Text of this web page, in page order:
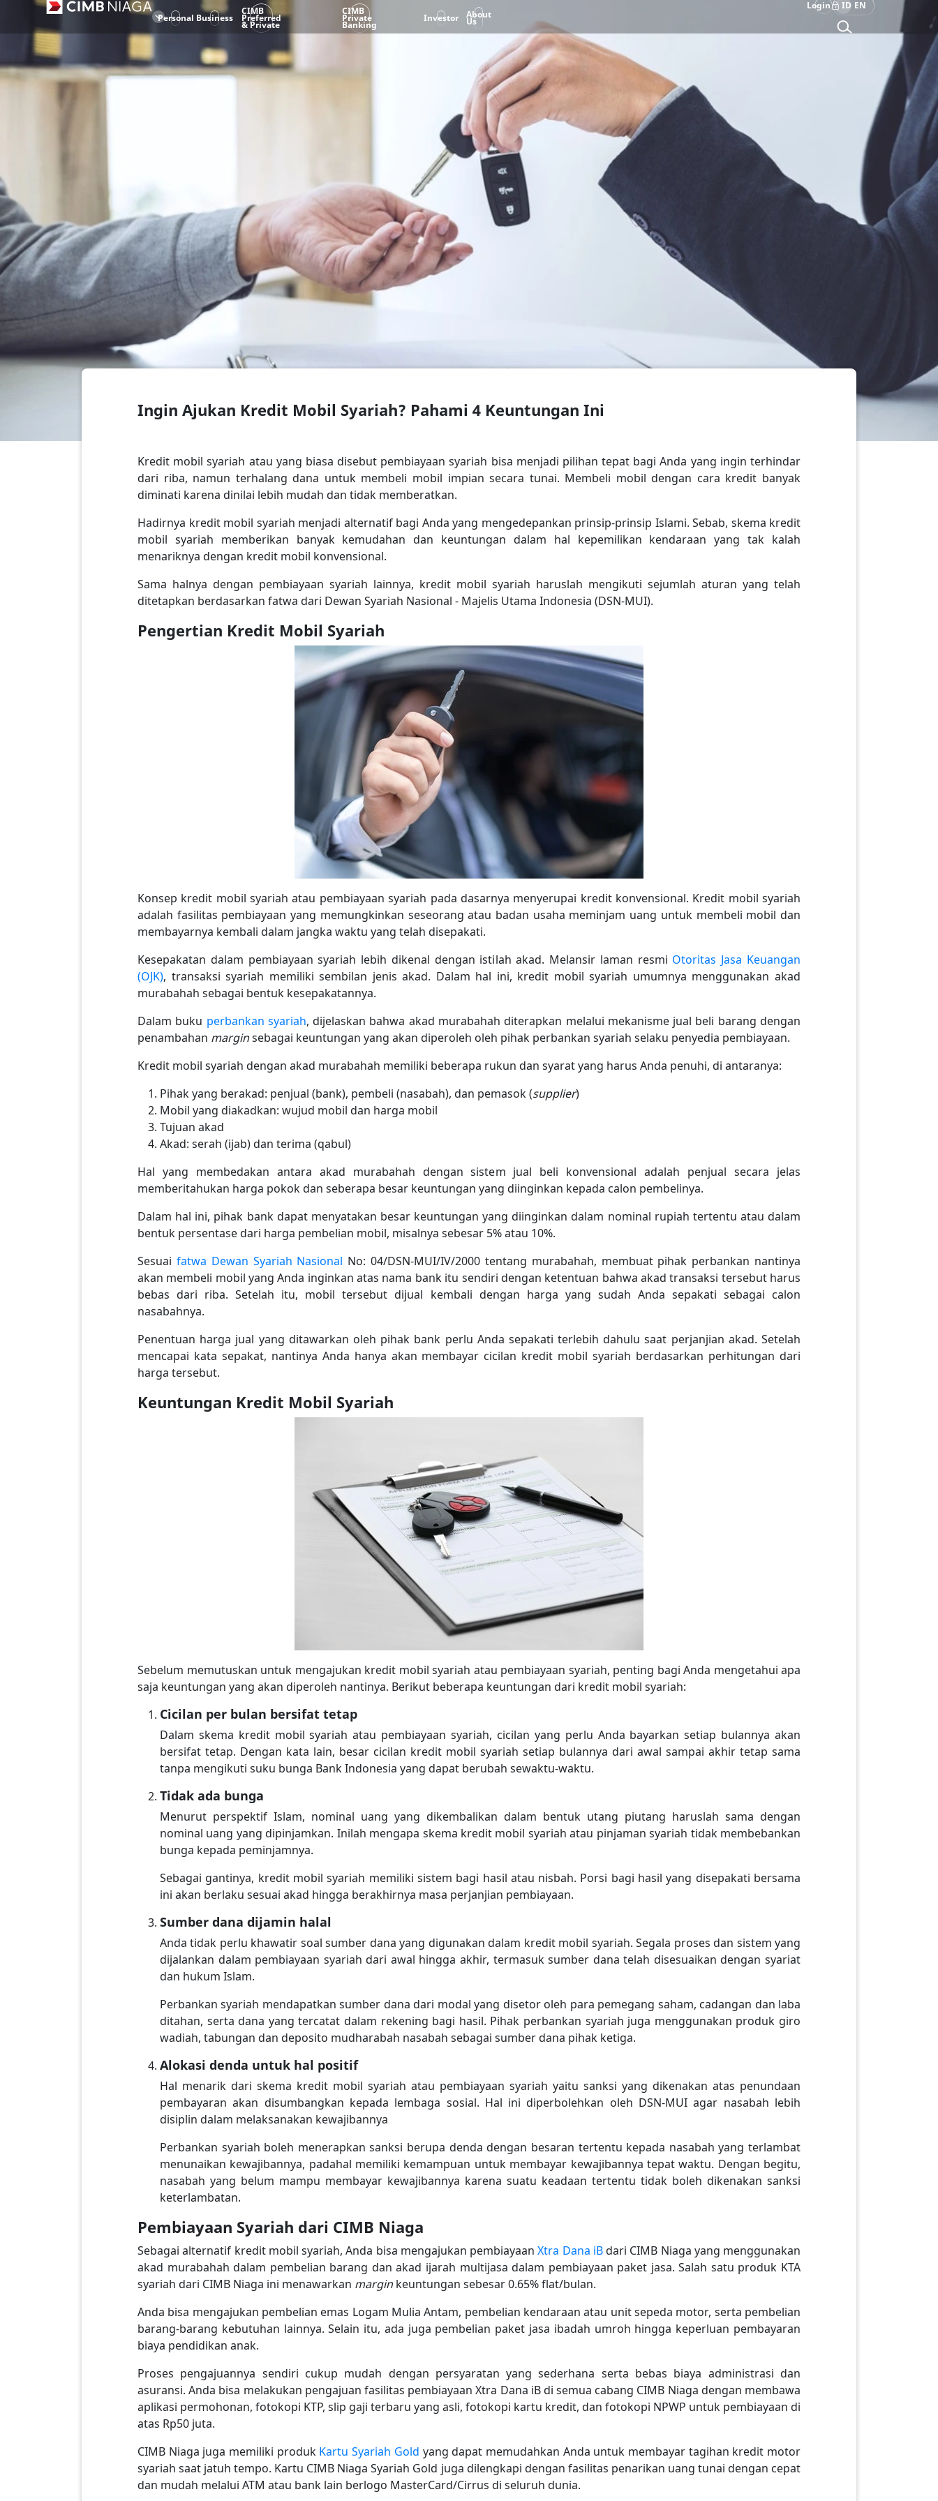
Personal Business
CIMB
Preferred
& Private
CIMB
Private
Banking
Investor About
Us
Login ID EN
Ingin Ajukan Kredit Mobil Syariah? Pahami 4 Keuntungan Ini
Kredit mobil syariah atau yang biasa disebut pembiayaan syariah bisa menjadi pilihan tepat bagi Anda yang ingin terhindar
dari riba, namun terhalang dana untuk membeli mobil impian secara tunai. Membeli mobil dengan cara kredit banyak
diminati karena dinilai lebih mudah dan tidak memberatkan.
Hadirnya kredit mobil syariah menjadi alternatif bagi Anda yang mengedepankan prinsip-prinsip Islami. Sebab, skema kredit
mobil syariah memberikan banyak kemudahan dan keuntungan dalam hal kepemilikan kendaraan yang tak kalah
menariknya dengan kredit mobil konvensional.
Sama halnya dengan pembiayaan syariah lainnya, kredit mobil syariah haruslah mengikuti sejumlah aturan yang telah
ditetapkan berdasarkan fatwa dari Dewan Syariah Nasional - Majelis Utama Indonesia (DSN-MUI).
Pengertian Kredit Mobil Syariah
Konsep kredit mobil syariah atau pembiayaan syariah pada dasarnya menyerupai kredit konvensional. Kredit mobil syariah
adalah fasilitas pembiayaan yang memungkinkan seseorang atau badan usaha meminjam uang untuk membeli mobil dan
membayarnya kembali dalam jangka waktu yang telah disepakati.
Kesepakatan dalam pembiayaan syariah lebih dikenal dengan istilah akad. Melansir laman resmi Otoritas Jasa Keuangan
(OJK), transaksi syariah memiliki sembilan jenis akad. Dalam hal ini, kredit mobil syariah umumnya menggunakan akad
murabahah sebagai bentuk kesepakatannya.
Dalam buku perbankan syariah, dijelaskan bahwa akad murabahah diterapkan melalui mekanisme jual beli barang dengan
penambahan marginsebagai keuntungan yang akan diperoleh oleh pihak perbankan syariah selaku penyedia pembiayaan.
Kredit mobil syariah dengan akad murabahah memiliki beberapa rukun dan syarat yang harus Anda penuhi, di antaranya:
Pihak yang berakad: penjual (bank), pembeli (nasabah), dan pemasok (supplier)
Mobil yang diakadkan: wujud mobil dan harga mobil
Tujuan akad
Akad: serah (ijab) dan terima (qabul)
Hal yang membedakan antara akad murabahah dengan sistem jual beli konvensional adalah penjual secara jelas
memberitahukan harga pokok dan seberapa besar keuntungan yang diinginkan kepada calon pembelinya.
Dalam hal ini, pihak bank dapat menyatakan besar keuntungan yang diinginkan dalam nominal rupiah tertentu atau dalam
bentuk persentase dari harga pembelian mobil, misalnya sebesar 5% atau 10%.
Sesuai fatwa Dewan Syariah Nasional No: 04/DSN-MUI/IV/2000 tentang murabahah, membuat pihak perbankan nantinya
akan membeli mobil yang Anda inginkan atas nama bank itu sendiri dengan ketentuan bahwa akad transaksi tersebut harus
bebas dari riba. Setelah itu, mobil tersebut dijual kembali dengan harga yang sudah Anda sepakati sebagai calon
nasabahnya.
Penentuan harga jual yang ditawarkan oleh pihak bank perlu Anda sepakati terlebih dahulu saat perjanjian akad. Setelah
mencapai kata sepakat, nantinya Anda hanya akan membayar cicilan kredit mobil syariah berdasarkan perhitungan dari
harga tersebut.
Keuntungan Kredit Mobil Syariah
Sebelum memutuskan untuk mengajukan kredit mobil syariah atau pembiayaan syariah, penting bagi Anda mengetahui apa
saja keuntungan yang akan diperoleh nantinya. Berikut beberapa keuntungan dari kredit mobil syariah:
Cicilan per bulan bersifat tetap
Dalam skema kredit mobil syariah atau pembiayaan syariah, cicilan yang perlu Anda bayarkan setiap bulannya akan
bersifat tetap. Dengan kata lain, besar cicilan kredit mobil syariah setiap bulannya dari awal sampai akhir tetap sama
tanpa mengikuti suku bunga Bank Indonesia yang dapat berubah sewaktu-waktu.
Tidak ada bunga
Menurut perspektif Islam, nominal uang yang dikembalikan dalam bentuk utang piutang haruslah sama dengan
nominal uang yang dipinjamkan. Inilah mengapa skema kredit mobil syariah atau pinjaman syariah tidak membebankan
bunga kepada peminjamnya.
Sebagai gantinya, kredit mobil syariah memiliki sistem bagi hasil atau nisbah. Porsi bagi hasil yang disepakati bersama
ini akan berlaku sesuai akad hingga berakhirnya masa perjanjian pembiayaan.
Sumber dana dijamin halal
Anda tidak perlu khawatir soal sumber dana yang digunakan dalam kredit mobil syariah. Segala proses dan sistem yang
dijalankan dalam pembiayaan syariah dari awal hingga akhir, termasuk sumber dana telah disesuaikan dengan syariat
dan hukum Islam.
Perbankan syariah mendapatkan sumber dana dari modal yang disetor oleh para pemegang saham, cadangan dan laba
ditahan, serta dana yang tercatat dalam rekening bagi hasil. Pihak perbankan syariah juga menggunakan produk giro
wadiah, tabungan dan deposito mudharabah nasabah sebagai sumber dana pihak ketiga.
Alokasi denda untuk hal positif
Hal menarik dari skema kredit mobil syariah atau pembiayaan syariah yaitu sanksi yang dikenakan atas penundaan
pembayaran akan disumbangkan kepada lembaga sosial. Hal ini diperbolehkan oleh DSN-MUI agar nasabah lebih
disiplin dalam melaksanakan kewajibannya
Perbankan syariah boleh menerapkan sanksi berupa denda dengan besaran tertentu kepada nasabah yang terlambat
menunaikan kewajibannya, padahal memiliki kemampuan untuk membayar kewajibannya tepat waktu. Dengan begitu,
nasabah yang belum mampu membayar kewajibannya karena suatu keadaan tertentu tidak boleh dikenakan sanksi
keterlambatan.
Pembiayaan Syariah dari CIMB Niaga
Sebagai alternatif kredit mobil syariah, Anda bisa mengajukan pembiayaanXtra Dana iBdari CIMB Niaga yang menggunakan
akad murabahah dalam pembelian barang dan akad ijarah multijasa dalam pembiayaan paket jasa. Salah satu produk KTA
syariah dari CIMB Niaga ini menawarkan marginkeuntungan sebesar 0.65% flat/bulan.
Anda bisa mengajukan pembelian emas Logam Mulia Antam, pembelian kendaraan atau unit sepeda motor, serta pembelian
barang-barang kebutuhan lainnya. Selain itu, ada juga pembelian paket jasa ibadah umroh hingga keperluan pembayaran
biaya pendidikan anak.
Proses pengajuannya sendiri cukup mudah dengan persyaratan yang sederhana serta bebas biaya administrasi dan
asuransi. Anda bisa melakukan pengajuan fasilitas pembiayaan Xtra Dana iB di semua cabang CIMB Niaga dengan membawa
aplikasi permohonan, fotokopi KTP, slip gaji terbaru yang asli, fotokopi kartu kredit, dan fotokopi NPWP untuk pembiayaan di
atas Rp50 juta.
CIMB Niaga juga memiliki produk Kartu Syariah Gold yang dapat memudahkan Anda untuk membayar tagihan kredit motor
syariah saat jatuh tempo. Kartu CIMB Niaga Syariah Gold juga dilengkapi dengan fasilitas penarikan uang tunai dengan cepat
dan mudah melalui ATM atau bank lain berlogo MasterCard/Cirrus di seluruh dunia.